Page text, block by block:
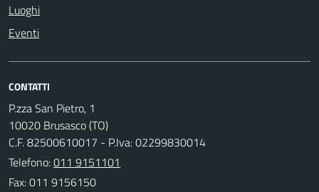
Luoghi
Eventi
CONTATTI
P.zza San Pietro, 1
10020 Brusasco (TO)
C.F. 82500610017 - P.Iva: 02299830014
Telefono:011 9151101
Fax: 011 9156150